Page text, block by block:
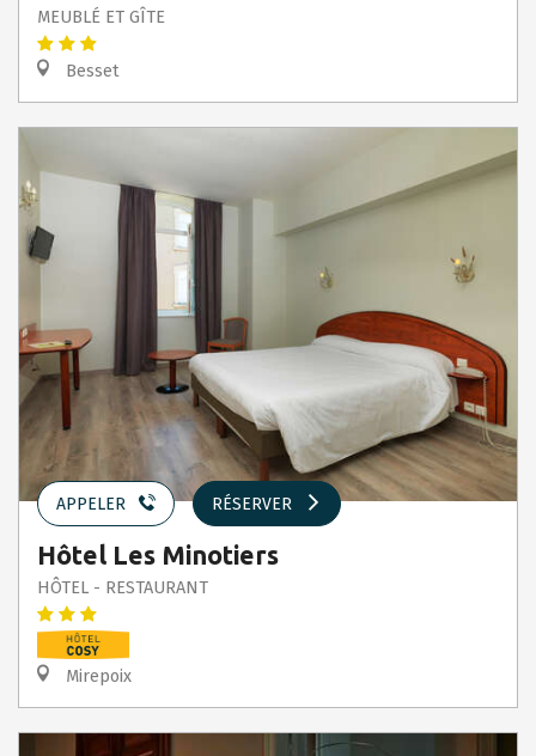
MEUBLÉ ET GÎTE
Besset
APPELER RÉSERVER
Hôtel Les Minotiers
HÔTEL - RESTAURANT
Mirepoix